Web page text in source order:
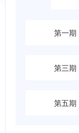
第一期
第三期
第五期